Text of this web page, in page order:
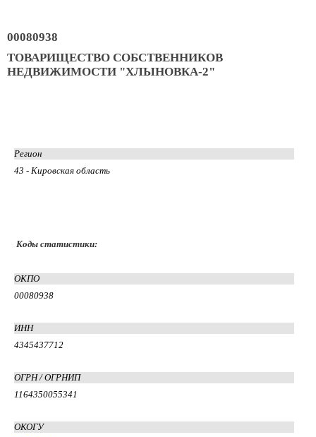
00080938
ТОВАРИЩЕСТВО СОБСТВЕННИКОВ
НЕДВИЖИМОСТИ "ХЛЫНОВКА-2"
Регион
43 - Кировская область
Коды статистики:
ОКПО
00080938
ИНН
4345437712
ОГРН / ОГРНИП
1164350055341
ОКОГУ